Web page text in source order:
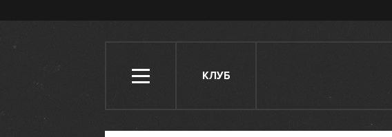
КЛУБ